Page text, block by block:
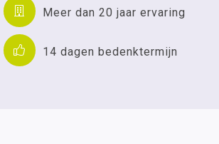
Meer dan 20 jaar ervaring
14 dagen bedenktermijn